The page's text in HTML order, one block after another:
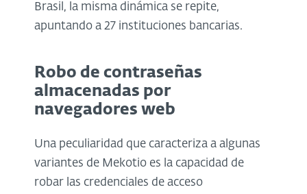
Brasil, la misma dinámica se repite,
apuntando a 27 instituciones bancarias.
Robo de contraseñas
almacenadas por
navegadores web
Una peculiaridad que caracteriza a algunas
variantes de Mekotio es la capacidad de
robar las credenciales de acceso